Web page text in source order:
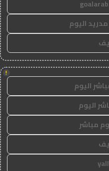
اليوم
!
اليوم
اليوم
مباشر